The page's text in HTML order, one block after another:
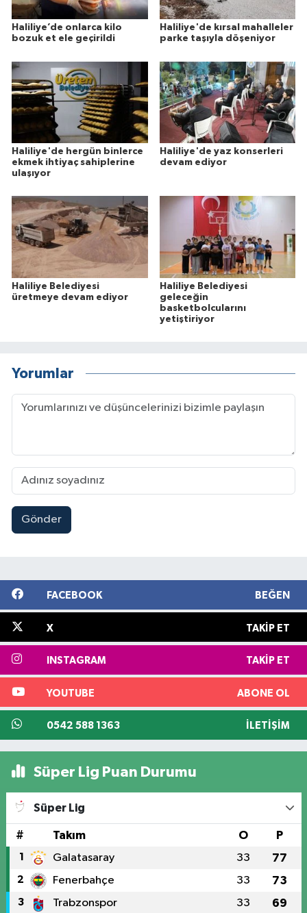
Haliliye’de onlarca kilo
bozuk et ele geçirildi
Haliliye'de kırsal mahalleler
parke taşıyla döşeniyor
Haliliye'de hergün binlerce
ekmek ihtiyaç sahiplerine
ulaşıyor
Haliliye'de yaz konserleri
devam ediyor
Haliliye Belediyesi
üretmeye devam ediyor
Haliliye Belediyesi
geleceğin
basketbolcularını
yetiştiriyor
Yorumlar
Gönder
FACEBOOK BEĞEN
X TAKIP ET
INSTAGRAM TAKIP ET
YOUTUBE ABONE OL
0542 588 1363 İLETIŞIM
Süper Lig Puan Durumu
Süper Lig
# Takım O P
1 Galatasaray 33 77
2 Fenerbahçe 33 73
3 Trabzonspor 33 69